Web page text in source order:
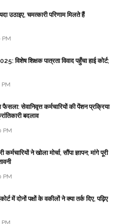
उठाइए, चमत्कारी परिणाम मिलते हैं
विशेष शिक्षक पात्रता विवाद पहुँचा हाई कोर्ट;
सेवानिवृत्त कर्मचारियों की पेंशन प्रक्रिया
बदलाव
PM
ने खोला मोर्चा, सौंपा ज्ञापन; मांगे पूरी
PM
में दोनों पक्षों के वकीलों ने क्या तर्क दिए, पढ़िए